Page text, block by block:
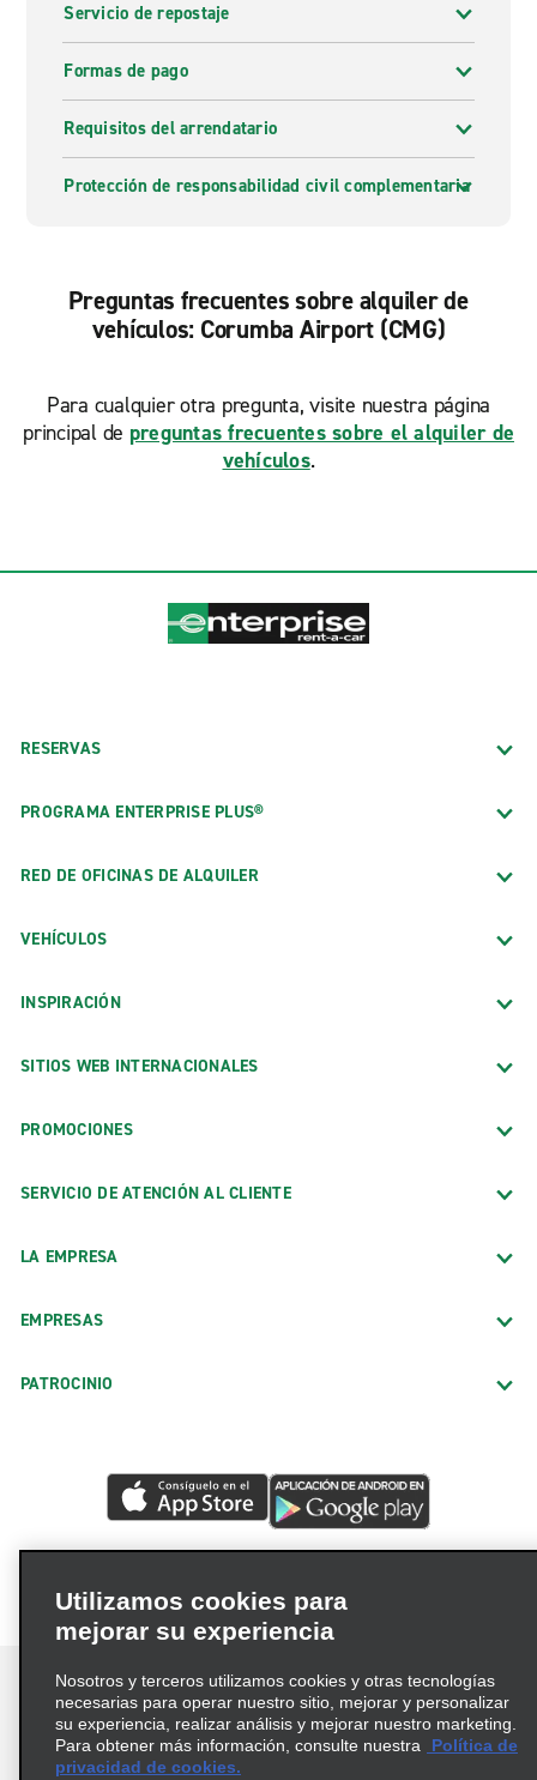
Servicio de repostaje
Formas de pago
Requisitos del arrendatario
Protección de responsabilidad civil complementaria
Preguntas frecuentes sobre alquiler de
vehículos: Corumba Airport (CMG)
Para cualquier otra pregunta, visite nuestra página
principal de preguntas frecuentes sobre el alquiler de
vehículos.
RESERVAS
PROGRAMA ENTERPRISE PLUS®
RED DE OFICINAS DE ALQUILER
VEHÍCULOS
INSPIRACIÓN
SITIOS WEB INTERNACIONALES
PROMOCIONES
SERVICIO DE ATENCIÓN AL CLIENTE
LA EMPRESA
EMPRESAS
PATROCINIO
Términos de uso Política de privacidad
Utilizamos cookies para
mejorar su experiencia
Nosotros y terceros utilizamos cookies y otras tecnologías
necesarias para operar nuestro sitio, mejorar y personalizar
su experiencia, realizar análisis y mejorar nuestro marketing.
Para obtener más información, consulte nuestra
Política de
privacidad de cookies.